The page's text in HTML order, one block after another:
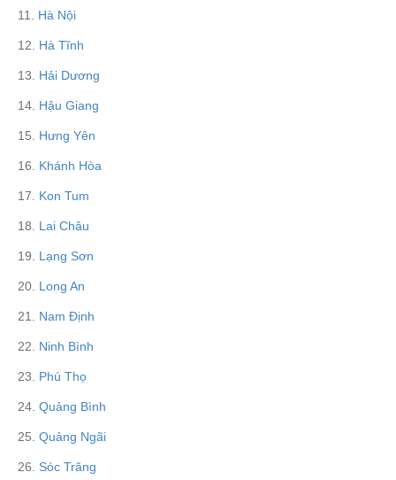
11. Hà Nội
12. Hà Tĩnh
13. Hải Dương
14. Hậu Giang
15. Hưng Yên
16. Khánh Hòa
17. Kon Tum
18. Lai Châu
19. Lạng Sơn
20. Long An
21. Nam Định
22. Ninh Bình
23. Phú Thọ
24. Quảng Bình
25. Quảng Ngãi
26. Sóc Trăng